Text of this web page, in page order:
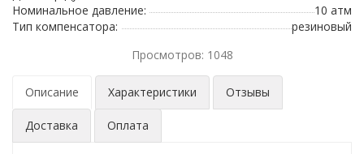
Номинальное давление:
10 атм
Тип компенсатора:
резиновый
Просмотров: 1048
Описание Характеристики Отзывы
Доставка Оплата